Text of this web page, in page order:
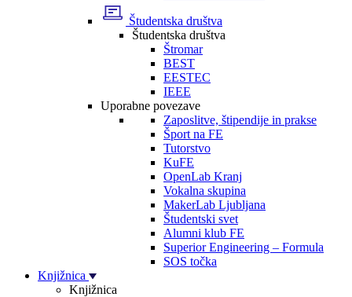
Študentska društva
Študentska društva
Štromar
BEST
EESTEC
IEEE
Uporabne povezave
Zaposlitve, štipendije in prakse
Šport na FE
Tutorstvo
KuFE
OpenLab Kranj
Vokalna skupina
MakerLab Ljubljana
Študentski svet
Alumni klub FE
Superior Engineering – Formula
SOS točka
Knjižnica
Knjižnica